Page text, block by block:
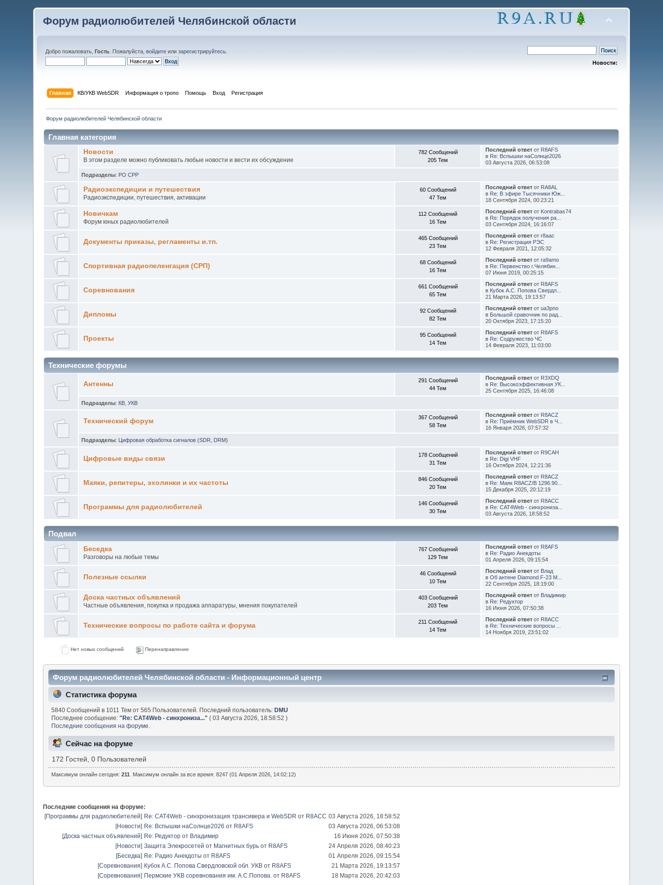
Форум радиолюбителей Челябинской области
Добро пожаловать,Гость . Пожалуйста,войдите илизарегистрируйтесь
Новости:
Главная КВ/УКВ WebSDR Информация о тропо Помощь Вход Регистрация
Форум радиолюбителей Челябинской области
Главная категория
Новости
В этом разделе можно публиковать любые новости и вести их обсуждение
782 Сообщений
205 Тем
Последний ответот R8AFS
в Re: Вспышки наСолнце2026
03 Августа 2026, 06:53:08
Подразделы: РО СРР
Радиоэкспедиции и путешествия
Радиоэкспедиции, путешествия, активации
60 Сообщений
47 Тем
Последний ответот RA8AL
в Re: В эфире Тысячники Юж...
18 Сентября 2024, 00:23:21
Новичкам
Форум юных радиолюбителей
112 Сообщений
16 Тем
Последний ответот Kontrabas74
в Re: Порядок получения ра...
03 Сентября 2024, 16:16:07
Документы приказы, регламенты и.тп.
465 Сообщений
23 Тем
Последний ответот r8aac
в Re: Регистрация РЭС
12 Февраля 2021, 12:05:32
Спортивная радиопеленгация (СРП)
68 Сообщений
16 Тем
Последний ответот ra9amo
в Re: Первенство г.Челябин...
07 Июня 2019, 00:25:15
Соревнования
661 Сообщений
65 Тем
Последний ответот R8AFS
в Кубок А.С. Попова Свердл...
21 Марта 2026, 19:13:57
Дипломы
92 Сообщений
82 Тем
Последний ответот ua3pno
в Большой сравочник по рад...
20 Октября 2023, 17:15:20
Проекты
95 Сообщений
14 Тем
Последний ответот R8AFS
в Re: Содружество ЧС
14 Февраля 2023, 11:03:00
Технические форумы
Антенны
291 Сообщений
44 Тем
Последний ответот R3XDQ
в Re: Высокоэффективная УК...
25 Сентября 2025, 16:46:08
Подразделы: КВ ,УКВ
Технический форум
367 Сообщений
58 Тем
Последний ответот R8ACZ
в Re: Приёмник WebSDR в Ч...
16 Января 2026, 07:57:32
Подразделы: Цифровая обработка сигналов (SDR, DRM)
Цифровые виды связи
178 Сообщений
31 Тем
Последний ответот R9CAH
в Re: Digi VHF
16 Октября 2024, 12:21:36
Маяки, репитеры, эхолинки и их частоты
846 Сообщений
20 Тем
Последний ответот R8ACZ
в Re: Маяк R8ACZ/B 1296.90...
15 Декабря 2025, 20:12:19
Программы для радиолюбителей
146 Сообщений
30 Тем
Последний ответот R8ACC
в Re: CAT4Web - синхрониза...
03 Августа 2026, 18:58:52
Подвал
Беседка
Разговоры на любые темы
767 Сообщений
129 Тем
Последний ответот R8AFS
в Re: Радио Анекдоты
01 Апреля 2026, 09:15:54
Полезные ссылки
46 Сообщений
10 Тем
Последний ответот Влад
в Об антене Diamond F-23 M...
22 Сентября 2025, 18:19:00
Доска частных объявлений
Частные объявления, покупка и продажа аппаратуры, мнения покупателей
403 Сообщений
203 Тем
Последний ответот Владимир
в Re: Редуктор
16 Июня 2026, 07:50:38
Технические вопросы по работе сайта и форума
211 Сообщений
14 Тем
Последний ответот R8ACC
в Re: Технические вопросы ...
14 Ноября 2019, 23:51:02
Нет новых сообщений Перенаправление
Форум радиолюбителей Челябинской области - Информационный центр
Статистика форума
5840 Сообщений в 1011 Тем от 565 Пользователей. Последний пользователь:DMU
Последнее сообщение:"Re: CAT4Web - синхрониза..." ( 03 Августа 2026, 18:58:52 )
Последние сообщения на форуме.
Сейчас на форуме
172 Гостей, 0 Пользователей
Максимум онлайн сегодня: 211 . Максимум онлайн за все время: 8247 (01 Апреля 2026, 14:02:12)
Последние сообщения на форуме:
[Программы для радиолюбителей] Re: CAT4Web - синхронизация трансивера и WebSDR от R8ACC 03 Августа 2026, 18:58:52
[Новости] Re: Вспышки наСолнце2026 от R8AFS
03 Августа 2026, 06:53:08
[Доска частных объявлений] Re: Редуктор от Владимир
16 Июня 2026, 07:50:38
[Новости] Защита Элекросетей от Магнитных бурь от R8AFS
24 Апреля 2026, 08:40:23
[Беседка] Re: Радио Анекдоты от R8AFS
01 Апреля 2026, 09:15:54
[Соревнования] Кубок А.С. Попова Свердловской обл. УКВ от R8AFS
21 Марта 2026, 19:13:57
[Соревнования] Пермские УКВ соревнования им. А.С.Попова. от R8AFS 18 Марта 2026, 20:42:03